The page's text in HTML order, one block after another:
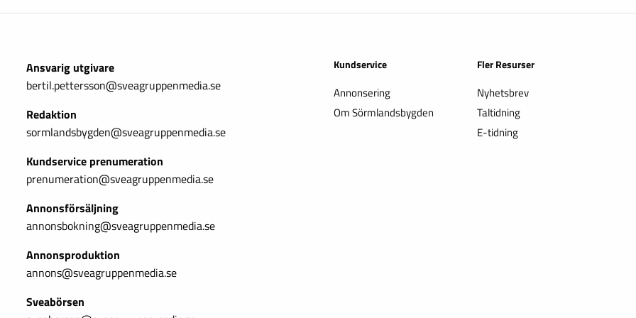
Ansvarig utgivare
bertil.pettersson@sveagruppenmedia.se
Redaktion
sormlandsbygden@sveagruppenmedia.se
Kundservice prenumeration
prenumeration@sveagruppenmedia.se
Annonsförsäljning
annonsbokning@sveagruppenmedia.se
Annonsproduktion
annons@sveagruppenmedia.se
Sveabörsen
Kundservice
Annonsering
Om Sörmlandsbygden
Fler Resurser
Nyhetsbrev
Taltidning
E-tidning